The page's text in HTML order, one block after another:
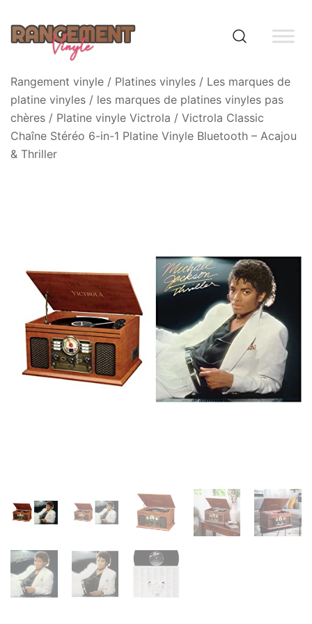
content
Rangement vinyle
Rangement vinyle / Platines vinyles / Les marques de
platine vinyles / les marques de platines vinyles pas
chères / Platine vinyle Victrola / Victrola Classic
Chaîne Stéréo 6-in-1 Platine Vinyle Bluetooth – Acajou
& Thriller